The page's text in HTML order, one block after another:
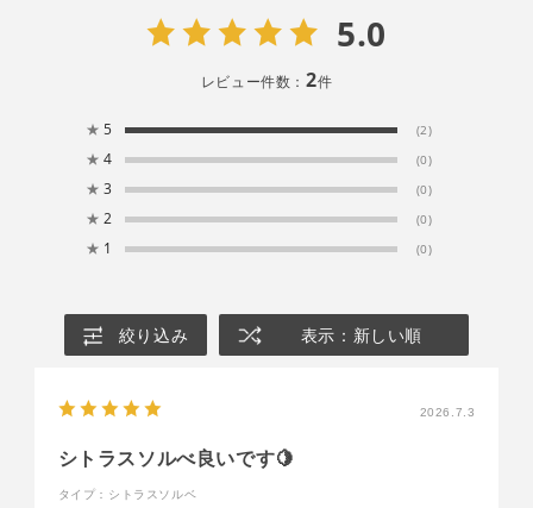
5.0
レビュー件数： 2件
★ 5 (2)
★ 4 (0)
★ 3 (0)
★ 2 (0)
★ 1 (0)
絞り込み 表示：新しい順
2026.7.3
シトラスソルべ良いです🍋
タイプ：シトラスソルベ